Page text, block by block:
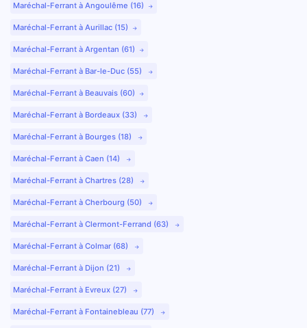
Maréchal-Ferrant à Angoulême (16)
Maréchal-Ferrant à Aurillac (15)
Maréchal-Ferrant à Argentan (61)
Maréchal-Ferrant à Bar-le-Duc (55)
Maréchal-Ferrant à Beauvais (60)
Maréchal-Ferrant à Bordeaux (33)
Maréchal-Ferrant à Bourges (18)
Maréchal-Ferrant à Caen (14)
Maréchal-Ferrant à Chartres (28)
Maréchal-Ferrant à Cherbourg (50)
Maréchal-Ferrant à Clermont-Ferrand (63)
Maréchal-Ferrant à Colmar (68)
Maréchal-Ferrant à Dijon (21)
Maréchal-Ferrant à Evreux (27)
Maréchal-Ferrant à Fontainebleau (77)